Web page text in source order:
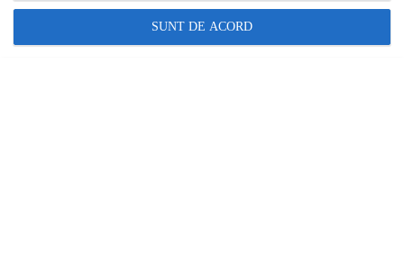
Proiectarea economică a fațadelor din
SUNT DE ACORD